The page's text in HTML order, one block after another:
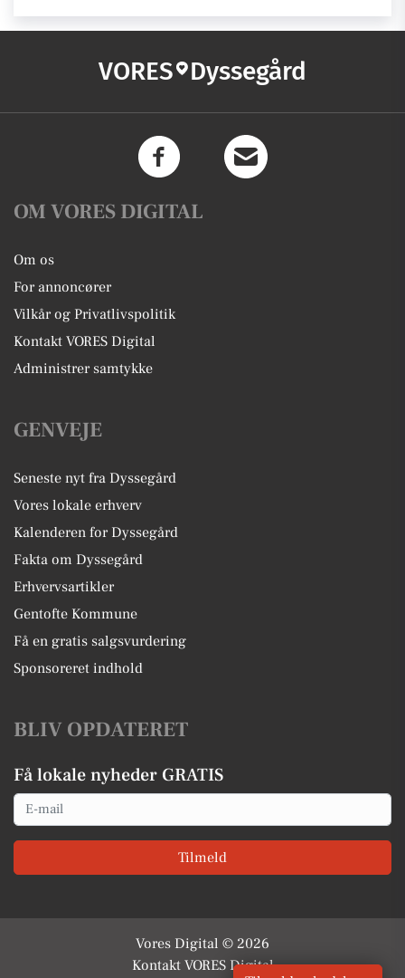
VORES Dyssegård
OM VORES DIGITAL
Om os
For annoncører
Vilkår og Privatlivspolitik
Kontakt VORES Digital
Administrer samtykke
GENVEJE
Seneste nyt fra Dyssegård
Vores lokale erhverv
Kalenderen for Dyssegård
Fakta om Dyssegård
Erhvervsartikler
Gentofte Kommune
Få en gratis salgsvurdering
Sponsoreret indhold
BLIV OPDATERET
Få lokale nyheder GRATIS
Email
Tilmeld
Vores Digital © 2026
Kontakt VORES Digital